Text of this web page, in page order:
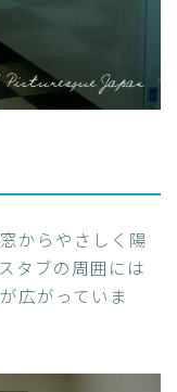
からやさしく陽
タブの周囲には
広がっていま